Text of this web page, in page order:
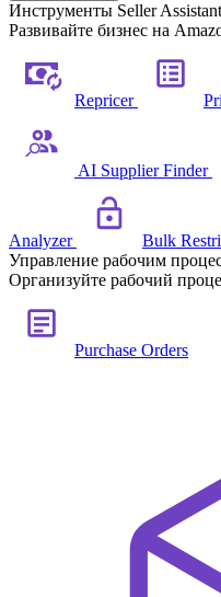
Инструменты Seller Assistant
Развивайте бизнес на
Repricer
AI Supplier Finder
Analyzer Bulk
Управление рабочим
Организуйте рабочий
Purchase Orders